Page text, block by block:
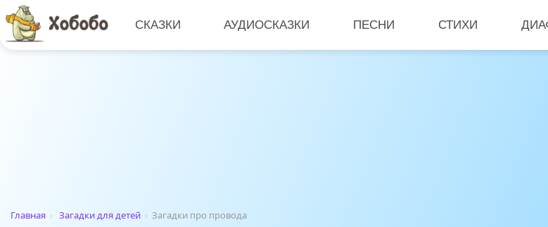
СКАЗКИ АУДИОСКАЗКИ ПЕСНИ СТИХИ
Главная › Загадки для детей › Загадки про провода